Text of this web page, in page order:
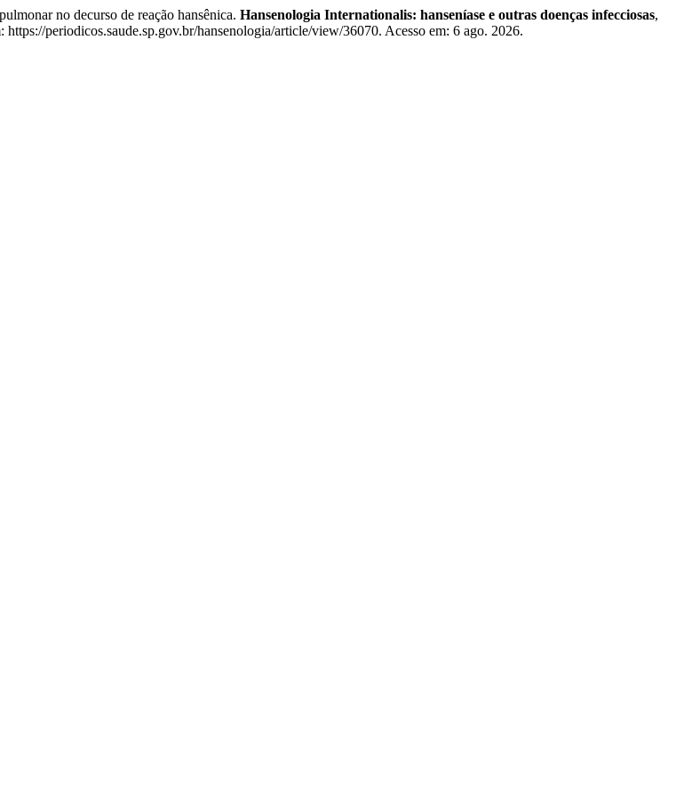
no decurso de reação hansênica. Hansenologia Internationalis: hanseníase e outras doenças infecciosas,
periodicos.saude.sp.gov.br/hansenologia/article/view/36070. Acesso em: 6 ago. 2026.